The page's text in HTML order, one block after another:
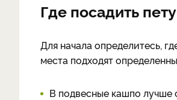
Где посадить
Для начала определитесь,
места подходят
В подвесные кашпо лучше